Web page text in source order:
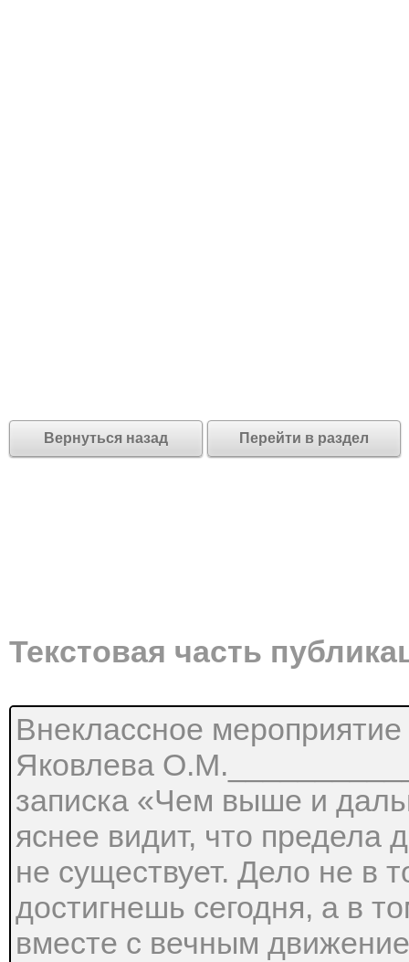
Вернуться назад Перейти в раздел
Текстовая часть
Внеклассное
Яковлева
записка «Чем выше и
яснее видит, что предела
не существует. Дело не в
достигнешь сегодня, а в
вместе с вечным